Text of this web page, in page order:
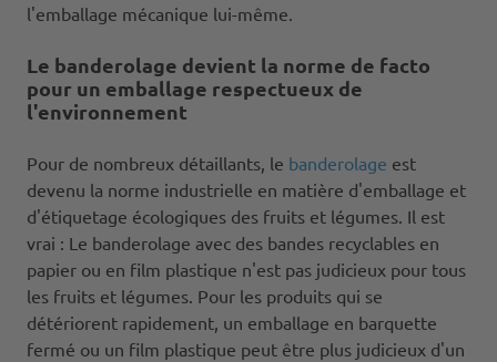
l'emballage mécanique lui-même.
Le banderolage devient la norme de facto
pour un emballage respectueux de
l'environnement
Pour de nombreux détaillants, le banderolage est
devenu la norme industrielle en matière d'emballage et
d'étiquetage écologiques des fruits et légumes. Il est
vrai : Le banderolage avec des bandes recyclables en
papier ou en film plastique n'est pas judicieux pour tous
les fruits et légumes. Pour les produits qui se
détériorent rapidement, un emballage en barquette
fermé ou un film plastique peut être plus judicieux d'un